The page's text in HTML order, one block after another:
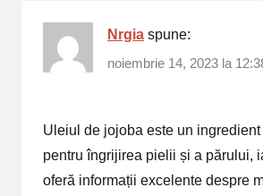
Nrgia spune:
noiembrie 14, 2023 la
Uleiul de jojoba este un
pentru îngrijirea pielii și a părului,
oferă informații excelente despre